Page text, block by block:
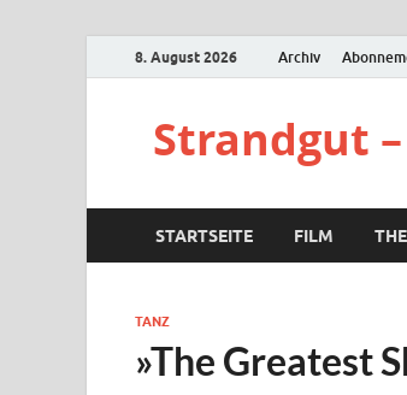
8. August 2026 Archiv
Strandgut
STARTSEITE FILM
TANZ
»The Greatest